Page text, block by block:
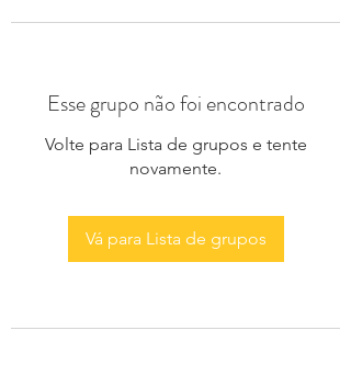
Esse grupo não foi encontrado
Volte para Lista de grupos e tente
novamente.
Vá para Lista de grupos